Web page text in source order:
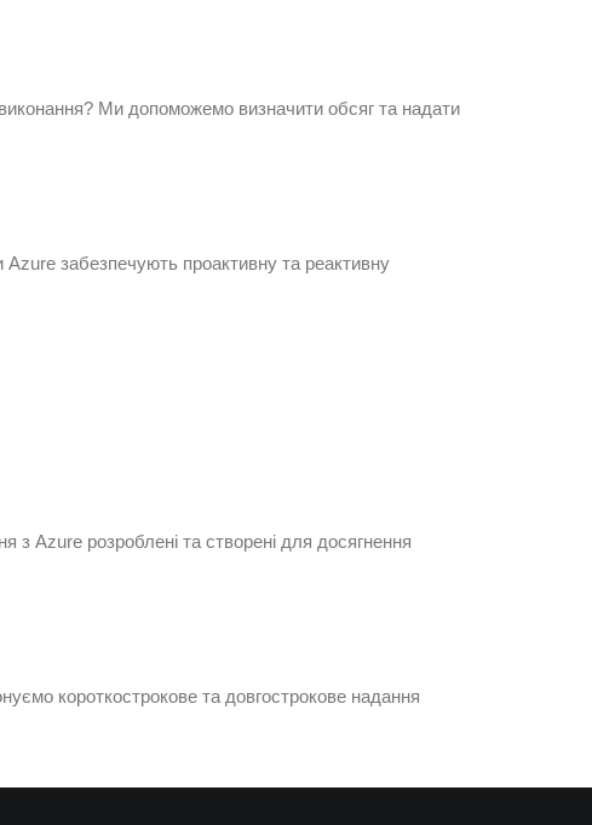
Ми допоможемо визначити обсяг та надати
забезпечують проактивну та реактивну
з Azure розроблені та створені для досягнення
короткострокове та довгострокове надання